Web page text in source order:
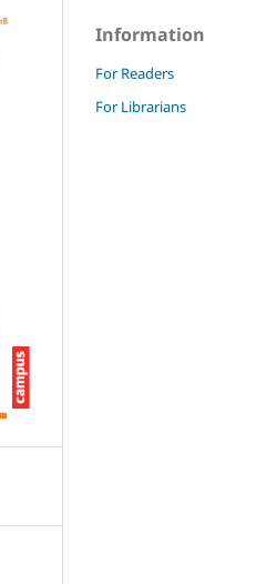
Information
For Readers
For Librarians